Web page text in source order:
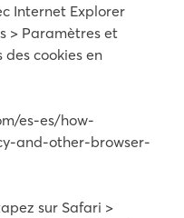
Internet Explorer
> Paramètres et
cookies en
es-es/how-
and-other-browser-
sur Safari >